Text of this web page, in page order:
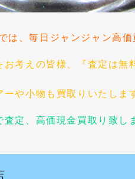
は、毎日ジャンジャン高価
考えの皆様、『査定は無
や小物も買取りいたしま
定、高価現金買取り致し